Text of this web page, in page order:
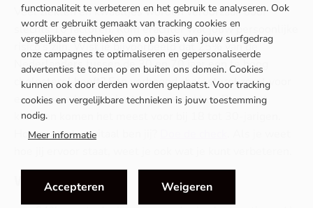
Unieke Chrysler Blackcruiser
‘Ik ben pas tevreden als mijn auto echt
uniek is’
Veel ziekten en kwaaltjes worden veroorzaak door
slechts 10 factoren. Kom erachter wat jouw persoonlijke
risico’s zijn. Wist je bijvoorbeeld dat 25% van de
Nederlanders tussen de 30 en 70 jaar een te hoog
cholesterol heeft? Een verhoogd cholesterol zorgt voor
een hogere kans op hart- en vaatziekten. Burn-out
klachten komen het meest voor bij 18 tot 30-jarigen.
Hoe gezond en vitaal ben jij?
nieuw
Wist je dat…
functionaliteit te verbeteren en het gebruik te analyseren. Ook
wordt er gebruikt gemaakt van tracking cookies en
vergelijkbare technieken om op basis van jouw surfgedrag
onze campagnes te optimaliseren en gepersonaliseerde
advertenties te tonen op en buiten ons domein. Cookies
kunnen ook door derden worden geplaatst. Voor tracking
cookies en vergelijkbare technieken is jouw toestemming
nodig.
Meer informatie
Accepteren Weigeren